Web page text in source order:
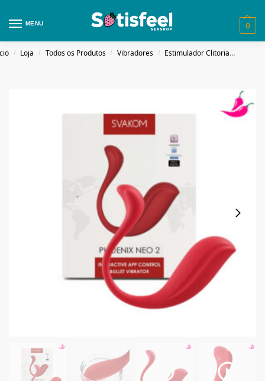
MENU 0
/ Loja / Todos os Produtos / Vibradores / Estimulador Clitoriano